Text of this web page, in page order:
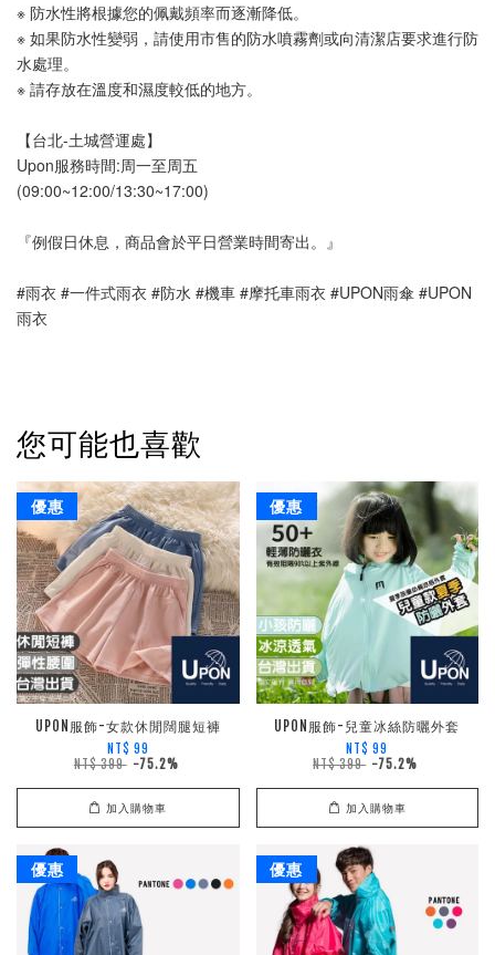
※ 防水性將根據您的佩戴頻率而逐漸降低。
※ 如果防水性變弱，請使用市售的防水噴霧劑或向清潔店要求進行防
水處理。
※ 請存放在溫度和濕度較低的地方。
【台北-土城營運處】
Upon服務時間:周一至周五
(09:00~12:00/13:30~17:00)
『例假日休息，商品會於平日營業時間寄出。』
#雨衣 #一件式雨衣 #防水 #機車 #摩托車雨衣 #UPON雨傘 #UPON
雨衣
您可能也喜歡
優惠
UPON服飾-女款休閒闊腿短褲
NT$ 99
NT$ 399 -75.2%
加入購物車
優惠
UPON服飾-兒童冰絲防曬外套
NT$ 99
NT$ 399 -75.2%
加入購物車
優惠 優惠